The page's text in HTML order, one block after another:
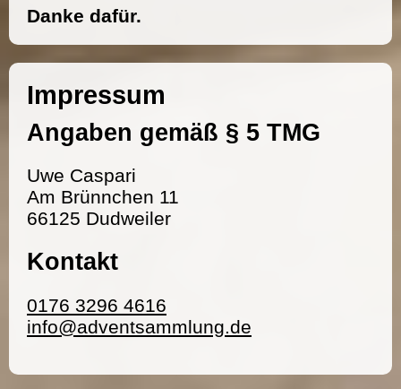
Danke dafür.
Impressum
Angaben gemäß § 5 TMG
Uwe Caspari
Am Brünnchen 11
66125 Dudweiler
Kontakt
0176 3296 4616
info@adventsammlung.de